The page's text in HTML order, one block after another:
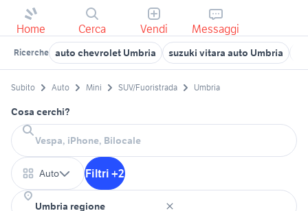
Home Cerca Vendi Messaggi
Ricerche auto chevrolet Umbria suzuki vitara auto Umbria
Subito Auto Mini SUV/Fuoristrada Umbria
Cosa cerchi?
Auto Filtri +2